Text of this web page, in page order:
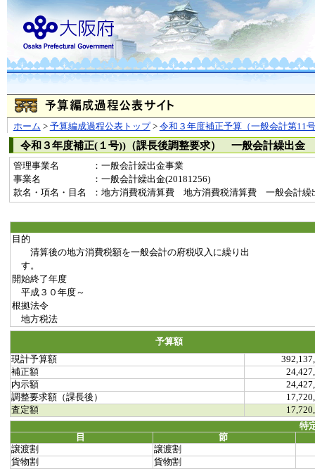
ホーム > 予算編成過程公表トップ> 令和３年度補正予算（一般会計第11
令和３年度補正(１号))（課長後調整要求） 一般会計繰出金
管理事業名
：一般会計繰出金事業
事業名
：一般会計繰出金(20181256)
款名・項名・目名
：地方消費税清算費 地方消費税清算費 一般会計繰
目的
清算後の地方消費税額を一般会計の府税収入に繰り出
す。
開始終了年度
平成３０年度～
根拠法令
地方税法
予算額
現計予算額
補正額
内示額
調整要求額（課長後）
査定額
特
目
節
譲渡割
譲渡割
貨物割
貨物割